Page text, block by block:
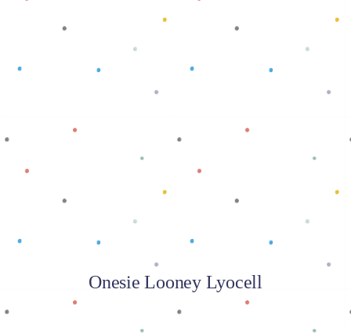
Baca selengkapnya
Onesie Looney Lyocell